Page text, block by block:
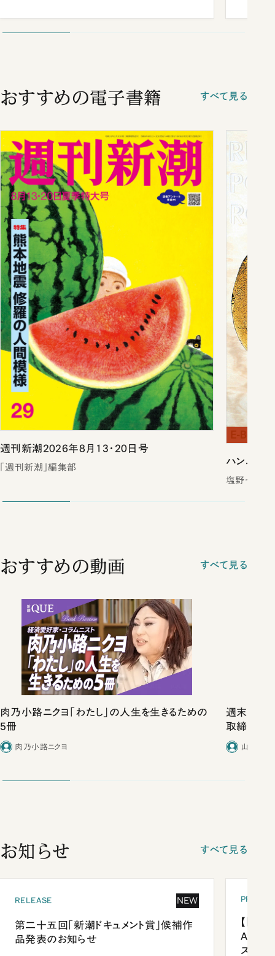
おすすめの電子書籍 すべて見る
週刊新潮2026年8月13・20日号
「週刊新潮」編集部
ハンニバ
塩野七生／
おすすめの動画 すべて見る
肉乃小路ニクヨ「わたし」の人生を生きるための
5冊
肉乃小路ニクヨ
週末のアー
取締役社
が身につ
める力をど
山口桂
お知らせ すべて見る
RELEASE NEW
第二十五回「新潮ドキュメント賞」候補作
品発表のお知らせ
【「新
ズプレ